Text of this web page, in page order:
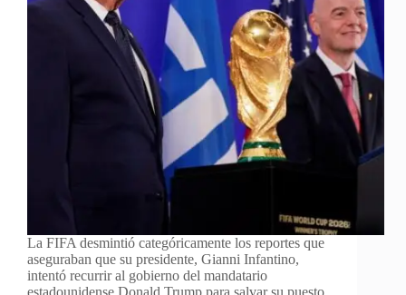
La FIFA desmintió categóricamente los reportes que
aseguraban que su presidente, Gianni Infantino,
intentó recurrir al gobierno del mandatario
estadounidense Donald Trump para salvar su puesto.